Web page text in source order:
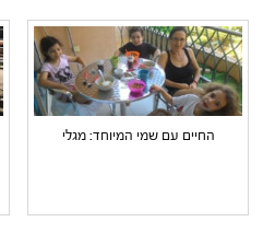
החיים עם שמי המיוחד: מגלי